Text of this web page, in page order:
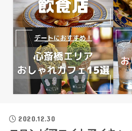
2020.12.30